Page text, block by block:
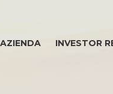
AZIENDA INVESTOR